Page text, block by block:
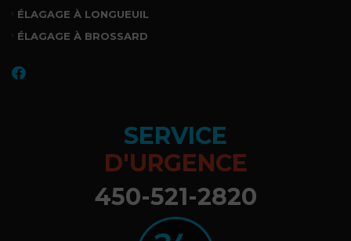
ÉLAGAGE À LONGUEUIL
ÉLAGAGE À BROSSARD
SERVICE
D'URGENCE
450-521-2820